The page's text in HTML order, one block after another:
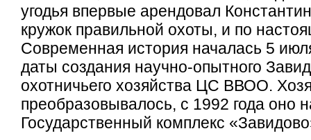
угодья впервые арендовал
кружок правильной охоты, и по
Современная история началась 5
даты создания научно-опытного
охотничьего хозяйства ЦС ВВОО.
преобразовывалось, с 1992 года оно
Государственный комплекс